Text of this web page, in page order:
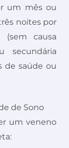
um mês ou
noites por
(sem causa
secundária
de saúde ou
de Sono
um veneno